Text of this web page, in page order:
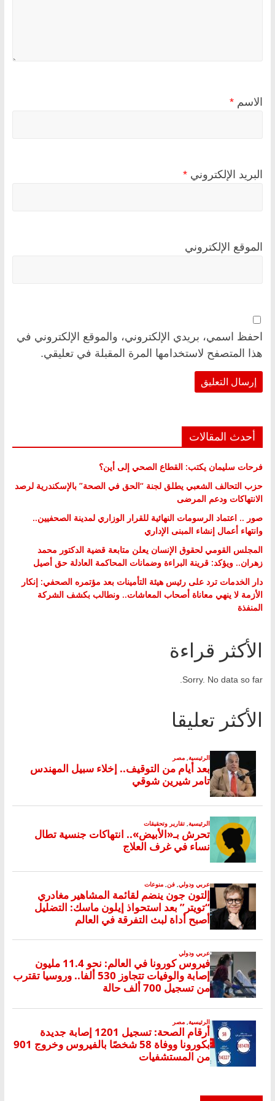
الاسم *
البريد الإلكتروني *
الموقع الإلكتروني
احفظ اسمي، بريدي الإلكتروني، والموقع الإلكتروني في
هذا المتصفح لاستخدامها المرة المقبلة في تعليقي.
أحدث المقالات
فرحات سليمان يكتب: القطاع الصحي إلى أين؟
حزب التحالف الشعبي يطلق لجنة “الحق في الصحة” بالإسكندرية لرصد
الانتهاكات ودعم المرضى
صور .. اعتماد الرسومات النهائية للقرار الوزاري لمدينة الصحفيين..
وانتهاء أعمال إنشاء المبنى الإداري
المجلس القومي لحقوق الإنسان يعلن متابعة قضية الدكتور محمد
زهران.. ويؤكد: قرينة البراءة وضمانات المحاكمة العادلة حق أصيل
دار الخدمات ترد على رئيس هيئة التأمينات بعد مؤتمره الصحفي: إنكار
الأزمة لا ينهي معاناة أصحاب المعاشات.. ونطالب بكشف الشركة
المنفذة
الأكثر قراءة
Sorry. No data so far.
الأكثر تعليقا